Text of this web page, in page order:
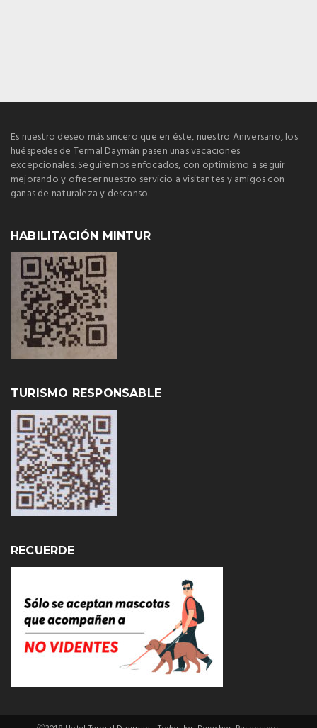
Es nuestro deseo más sincero que en éste, nuestro Aniversario, los
huéspedes de Termal Daymán pasen unas vacaciones
excepcionales. Seguiremos enfocados, con optimismo a seguir
mejorando y ofrecer nuestro servicio a visitantes y amigos con
ganas de naturaleza y descanso.
HABILITACIÓN MINTUR
TURISMO RESPONSABLE
RECUERDE